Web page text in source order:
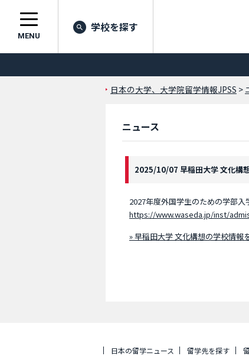
MENU
学校を探す
日本の大学、大学院留学情報JPSS >
ニュース
2025/10/07 早稲田大学 文化構
2027年度外国学生のための学部入
https://www.waseda.jp/inst/
» 早稲田大学 文化構想の学校情報
日本の留学ニュース 留学先を探す